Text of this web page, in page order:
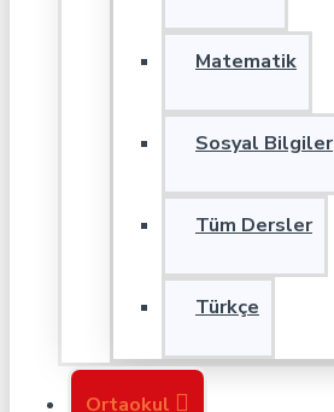
Matematik
Sosyal Bilgiler
Tüm Dersler
Türkçe
Ortaokul